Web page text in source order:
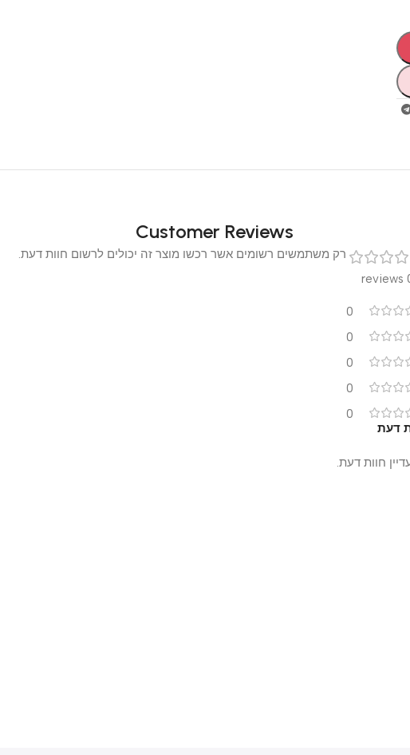
Customer Reviews
0
0
0
0
0
חוות דעת.
רק משתמשים רשומים אשר רכשו מוצר זה יכולים לרשום חוות דעת.